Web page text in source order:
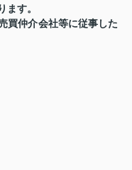
す。
買仲介会社等に従事した